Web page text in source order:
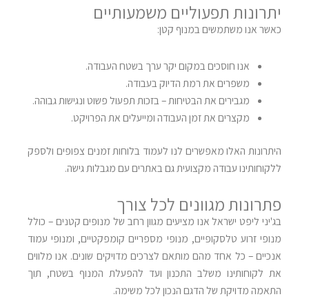
יתרונות תפעוליים משמעותיים
כאשר אנו משתמשים במנוף קטן:
אנו חוסכים במקום יקר ערך בשטח העבודה.
משפרים את רמת הדיוק בעבודה.
מגבירים את הבטיחות – בזכות תפעול פשוט ונגישות גבוהה.
מקצרים את זמן העבודה ומייעלים את הפרויקט.
היתרונות האלו מאפשרים לנו לעמוד בלוחות זמנים צפופים ולספק
ללקוחותינו עבודה מקצועית גם באתרים עם מגבלות גישה.
פתרונות מגוונים לכל צורך
בג'יני ליפט ישראל אנו מציעים מגוון רחב של מנופים קטנים – כולל
מנופי זרוע טלסקופיים, מנופי מספריים קומפקטיים, ומנופי עמוד
אנכיים – כל אחד מהם מותאם לצרכים מדויקים שונים. אנו מלווים
את לקוחותינו משלב התכנון ועד להפעלת המנוף בשטח, תוך
התאמה מדויקת של הדגם הנכון לכל משימה.